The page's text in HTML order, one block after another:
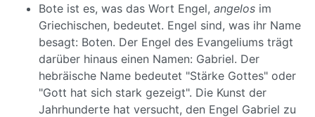
Bote ist es, was das Wort Engel, angelos im
Griechischen, bedeutet. Engel sind, was ihr Name
besagt: Boten. Der Engel des Evangeliums trägt
darüber hinaus einen Namen: Gabriel. Der
hebräische Name bedeutet "Stärke Gottes" oder
"Gott hat sich stark gezeigt". Die Kunst der
Jahrhunderte hat versucht, den Engel Gabriel zu